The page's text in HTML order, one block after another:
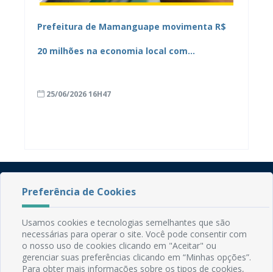
Prefeitura de Mamanguape movimenta R$
20 milhões na economia local com
dias25/06/2026 16H47
Rua do Imperador, 78, Centro
CEP: 58.280-000 - Mamanguape/PB
Preferência de Cookies
Usamos cookies e tecnologias semelhantes que são
necessárias para operar o site. Você pode consentir com
o nosso uso de cookies clicando em "Aceitar" ou
gerenciar suas preferências clicando em “Minhas opções”.
Para obter mais informações sobre os tipos de cookies,